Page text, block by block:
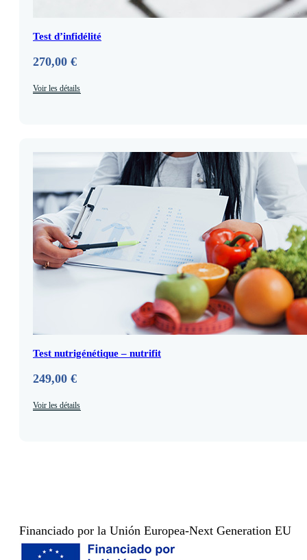
Test d’infidélité
270,00 €
Voir les détails
Test nutrigénétique – nutrifit
249,00 €
Voir les détails
Financiado por la Unión Europea-Next Generation EU